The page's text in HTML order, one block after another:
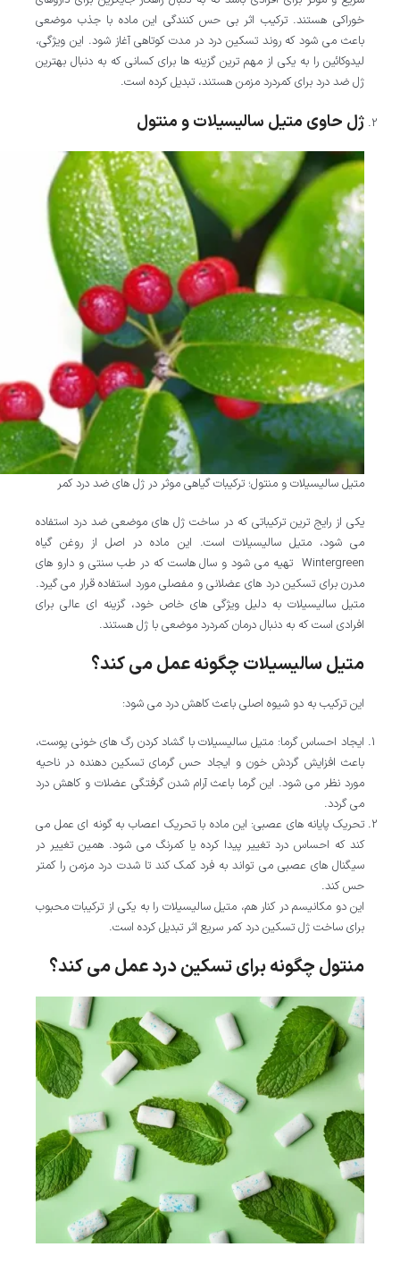
خوراکی هستند. ترکیب اثر بی حس کنندگی این ماده با جذب موضعی
باعث می شود که روند تسکین درد در مدت کوتاهی آغاز شود. این ویژگی،
لیدوکائین را به یکی از مهم ترین گزینه ها برای کسانی که به دنبال بهترین
ژل ضد درد برای کمردرد مزمن هستند، تبدیل کرده است.
ژل حاوی متیل سالیسیلات و منتول
متیل سالیسیلات و منتول؛ ترکیبات گیاهی موثر در ژل های ضد درد کمر
یکی از رایج ترین ترکیباتی که در ساخت ژل های موضعی ضد درد استفاده
می شود، متیل سالیسیلات است. این ماده در اصل از روغن گیاه
Wintergreen تهیه می شود و سال هاست که در طب سنتی و دارو های
مدرن برای تسکین درد های عضلانی و مفصلی مورد استفاده قرار می گیرد.
متیل سالیسیلات به دلیل ویژگی های خاص خود، گزینه ای عالی برای
افرادی است که به دنبال درمان کمردرد موضعی با ژل هستند.
متیل سالیسیلات چگونه عمل می کند؟
این ترکیب به دو شیوه اصلی باعث کاهش درد می شود:
ایجاد احساس گرما: متیل سالیسیلات با گشاد کردن رگ های خونی پوست،
باعث افزایش گردش خون و ایجاد حس گرمای تسکین دهنده در ناحیه
مورد نظر می شود. این گرما باعث آرام شدن گرفتگی عضلات و کاهش درد
می گردد.
تحریک پایانه های عصبی: این ماده با تحریک اعصاب به گونه ای عمل می
کند که احساس درد تغییر پیدا کرده یا کمرنگ می شود. همین تغییر در
سیگنال های عصبی می تواند به فرد کمک کند تا شدت درد مزمن را کمتر
حس کند.
این دو مکانیسم در کنار هم، متیل سالیسیلات را به یکی از ترکیبات محبوب
برای ساخت ژل تسکین درد کمر سریع اثر تبدیل کرده است.
منتول چگونه برای تسکین درد عمل می کند؟